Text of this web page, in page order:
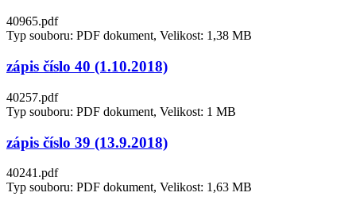
40965.pdf
Typ souboru: PDF dokument, Velikost: 1,38 MB
zápis číslo 40 (1.10.2018)
40257.pdf
Typ souboru: PDF dokument, Velikost: 1 MB
zápis číslo 39 (13.9.2018)
40241.pdf
Typ souboru: PDF dokument, Velikost: 1,63 MB